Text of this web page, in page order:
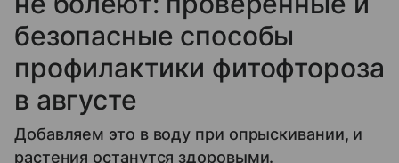
безопасные способы
профилактики фитофтороза
в августе
Добавляем это в воду при опрыскивании, и
растения останутся здоровыми.